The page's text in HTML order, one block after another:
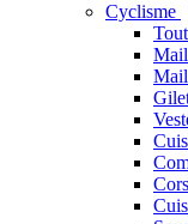
Cyclisme